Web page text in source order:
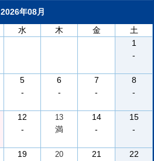
2026年08月
水 木 金
土
1
-
5
-
6
-
7
-
8
-
12
-
13
満
14
-
15
-
19
20
21
22